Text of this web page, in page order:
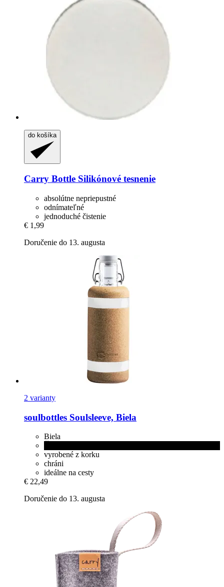
do košíka
Carry Bottle Silikónové tesnenie
absolútne nepriepustné
odnímateľné
jednoduché čistenie
€ 1,99
Doručenie do 13. augusta
2 varianty
soulbottles Soulsleeve, Biela
Biela
vyrobené z korku
chráni
ideálne na cesty
€ 22,49
Doručenie do 13. augusta